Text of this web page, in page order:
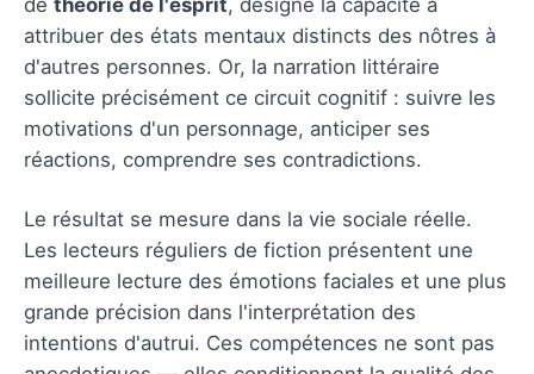
attribuer des états mentaux distincts des nôtres à
d'autres personnes. Or, la narration littéraire
sollicite précisément ce circuit cognitif : suivre les
motivations d'un personnage, anticiper ses
réactions, comprendre ses contradictions.
Le résultat se mesure dans la vie sociale réelle.
Les lecteurs réguliers de fiction présentent une
meilleure lecture des émotions faciales et une plus
grande précision dans l'interprétation des
intentions d'autrui. Ces compétences ne sont pas